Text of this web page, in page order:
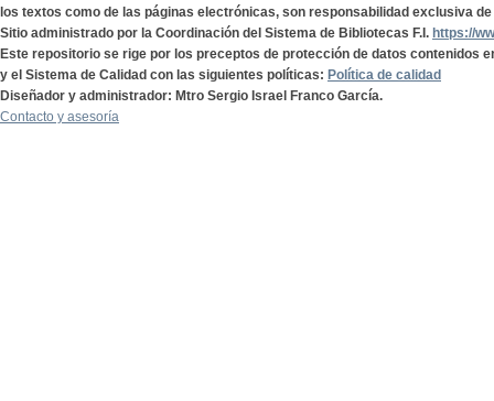
los textos como de las páginas electrónicas, son responsabilidad exclusiva
Sitio administrado por la Coordinación del Sistema de Bibliotecas F.I. https://
Este repositorio se rige por los preceptos de protección de datos contenidos
y el Sistema de Calidad con las siguientes políticas: Política de calidad
Diseñador y administrador: Mtro Sergio Israel Franco García.
Contacto y asesoría